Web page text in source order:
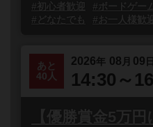
#初心者歓迎
#ボードゲー
#どなたでも
#お一人様歓
あと
40人
2026年 08 月 09 日
14:30～
【優勝賞金5万